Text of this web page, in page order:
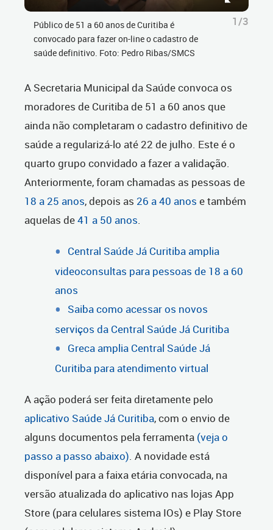
Público de 51 a 60 anos de Curitiba é
convocado para fazer on-line o cadastro de
saúde definitivo. Foto: Pedro Ribas/SMCS
1/3
A Secretaria Municipal da Saúde convoca os
moradores de Curitiba de 51 a 60 anos que
ainda não completaram o cadastro definitivo de
saúde a regularizá-lo até 22 de julho. Este é o
quarto grupo convidado a fazer a validação.
Anteriormente, foram chamadas as pessoas de
18 a 25 anos, depois as 26 a 40 anos e também
aquelas de41 a 50 anos.
Central Saúde Já Curitiba amplia
videoconsultas para pessoas de 18 a 60
anos
Saiba como acessar os novos
serviços da Central Saúde Já Curitiba
Greca amplia Central Saúde Já
Curitiba para atendimento virtual
A ação poderá ser feita diretamente pelo
aplicativo Saúde Já Curitiba, com o envio de
alguns documentos pela ferramenta (veja o
passo a passo abaixo). A novidade está
disponível para a faixa etária convocada, na
versão atualizada do aplicativo nas lojas App
Store (para celulares sistema IOs) e Play Store